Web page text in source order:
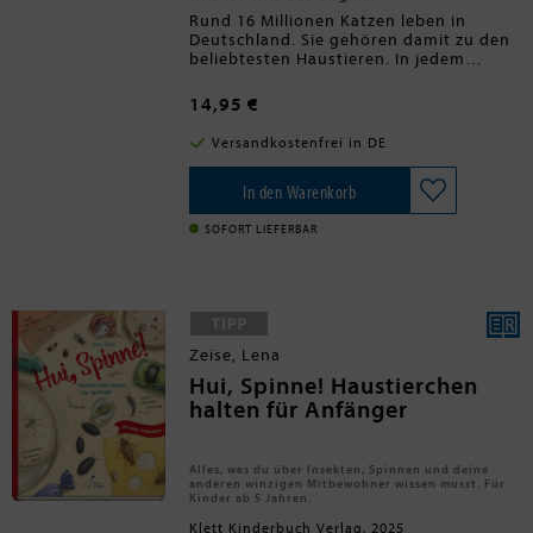
Rund 16 Millionen Katzen leben in
Deutschland. Sie gehören damit zu den
beliebtesten Haustieren. In jedem
Katze. Grund genug, die Stubentiger
genauer unter die Lupe zu nehmen.
Woher kommt das Verhalten der
Katzen? Wie interpretiert man ihre
Mimik und Gestik? Mit spannenden und
witzigen Fakten erfahren die Leserinnen
und Leser alles über ihr Lieblingstier.
Sie erleben einen Tag mit einer Katze,
unseren praktischen Tipps gelingen
absolutes Muss für alle Katzen-Fans ab
8 Jahren.
14,95 €
Versandkostenfrei in DE
In den Warenkorb
SOFORT LIEFERBAR
Zeise, Lena
Hui, Spinne! Haustierchen
halten für Anfänger
Alles, was du über Insekten, Spinnen und deine
anderen winzigen Mitbewohner wissen musst. Für
Kinder ab 5 Jahren.
Klett Kinderbuch Verlag, 2025